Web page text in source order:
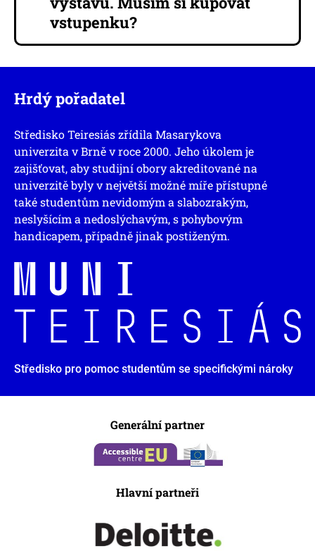
vstupenku?
Hrdý pořadatel
Středisko Teiresiás zřídila Masarykova
univerzita v Brně v roce 2000. Jeho úkolem je
zajišťovat, aby studijní obory akreditované na
univerzitě byly v největší možné míře přístupné
také studentům nevidomým a slabozrakým,
neslyšícím a nedoslýchavým, s pohybovým
handicapem, případně jinak postiženým.
Středisko pro pomoc studentům se specifickými nároky
Generální partner
Hlavní partneři